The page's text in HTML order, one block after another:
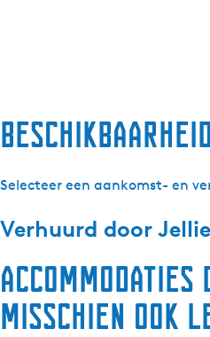
Selecteer een aankomst- en
Verhuurd door
Accommodaties
misschien ook